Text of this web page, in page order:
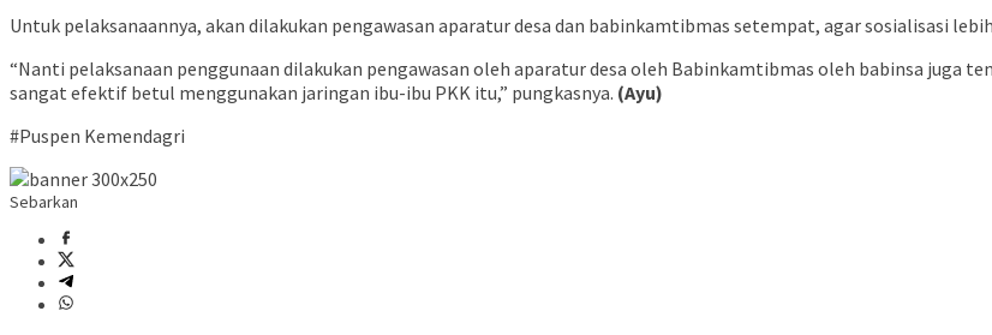
Untuk pelaksanaannya, akan dilakukan pengawasan aparatur desa dan babinkamtibmas setempat, agar sosialisasi
“Nanti pelaksanaan penggunaan dilakukan pengawasan oleh aparatur desa oleh Babinkamtibmas oleh babinsa juga
sangat efektif betul menggunakan jaringan ibu-ibu PKK itu,” pungkasnya. (Ayu)
#Puspen Kemendagri
Sebarkan